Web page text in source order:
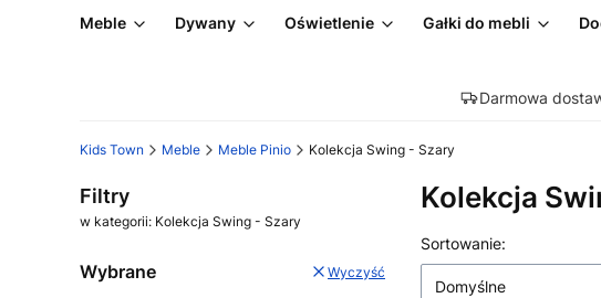
Meble Dywany Oświetlenie Gałki do mebli
Darmowa
Kids Town Meble Meble Pinio Kolekcja Swing - Szary
Filtry
w kategorii: Kolekcja Swing - Szary
Wybrane Wyczyść
Kolekcja
Lista
Sortowanie:
Domyślne